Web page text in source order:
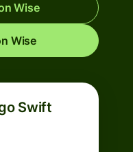
Wise
Wise
Swift